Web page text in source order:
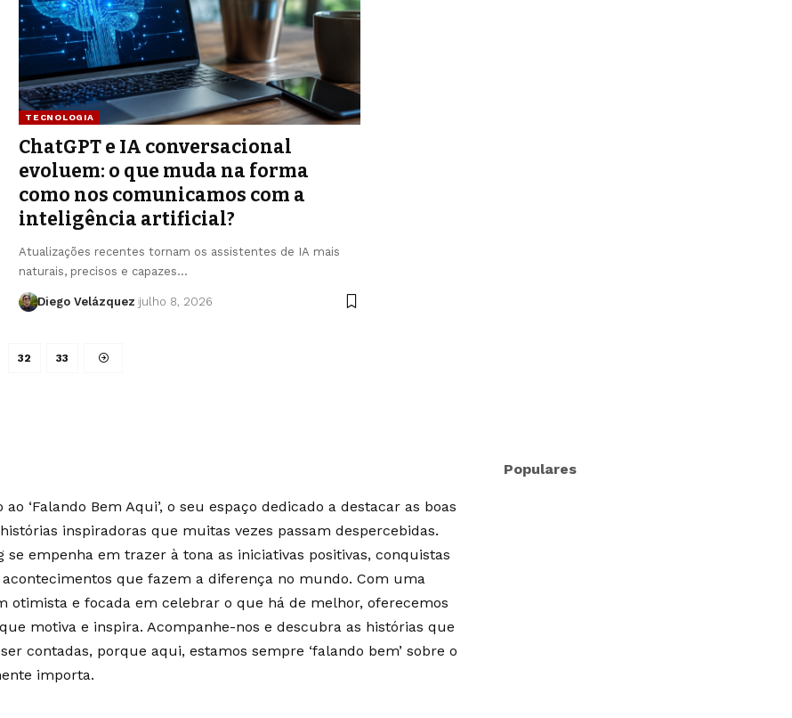
TECNOLOGIA
ChatGPT e IA conversacional
evoluem: o que muda na forma
como nos comunicamos com a
inteligência artificial?
Atualizações recentes tornam os assistentes de IA mais
naturais, precisos e capazes…
Diego Velázquez julho 8, 2026
32 33
ao ‘Falando Bem Aqui’, o seu espaço dedicado a destacar as boas
inspiradoras que muitas vezes passam despercebidas.
se empenha em trazer à tona as iniciativas positivas, conquistas
acontecimentos que fazem a diferença no mundo. Com uma
otimista e focada em celebrar o que há de melhor, oferecemos
motiva e inspira. Acompanhe-nos e descubra as histórias que
contadas, porque aqui, estamos sempre ‘falando bem’ sobre o
importa.
Populares